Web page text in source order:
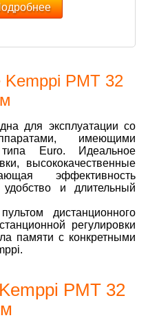
Kemppi PМТ 32
для эксплуатации со
имеющими
Euro. Идеальное
высококачественные
эффективность
удобство и длительный
дистанционного
регулировки
памяти с конкретными
PМТ 32